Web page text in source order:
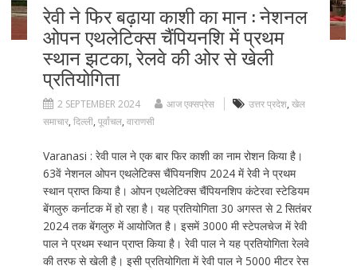
रेवी ने फिर बढ़ाया काशी का मान : नेशनल
ओपन एथलेटिक्स चैंपियनशि में प्रथम
स्थान झटका, रेलवे की ओर से खेली
प्रतियोगिता
2 SEPTEMBER 2024 आज एक्सप्रेस उत्तर प्रदेश, खेल
समाचार, दिल्ली, पूर्वांचल, वाराणसी
Varanasi : रेवी पाल ने एक बार फिर काशी का नाम रोशन किया है।
63वें नेशनल ओपन एथलेटिक्स चैंपियनशिप 2024 में रेवी ने प्रथम
स्थान प्राप्त किया है। ओपन एथलेटिक्स चैंपियनशिप कंटेरवा स्टेडियम
बेंगलुरु कर्नाटक में हो रहा है। यह प्रतियोगिता 30 अगस्त से 2 सितंबर
2024 तक बेंगलुरु में आयोजित है। इसमें 3000 मी स्टेपलचेज में रेवी
पाल ने प्रथम स्थान प्राप्त किया है। रेवी पाल ने यह प्रतियोगिता रेलवे
की तरफ से खेली है। इसी प्रतियोगिता में रेवी पाल ने 5000 मीटर रेस